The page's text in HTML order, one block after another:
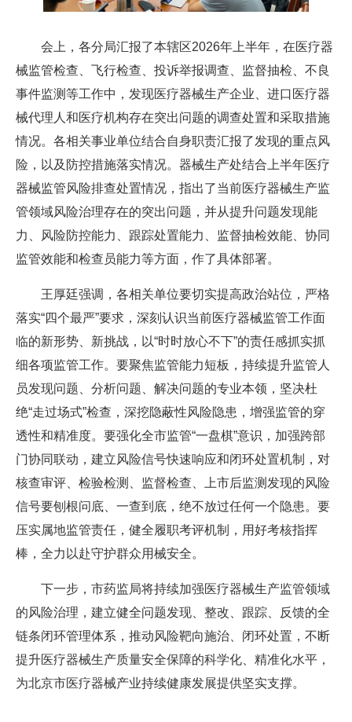
会上，各分局汇报了本辖区2026年上半年，在医疗器
械监管检查、飞行检查、投诉举报调查、监督抽检、不良
事件监测等工作中，发现医疗器械生产企业、进口医疗器
械代理人和医疗机构存在突出问题的调查处置和采取措施
情况。各相关事业单位结合自身职责汇报了发现的重点风
险，以及防控措施落实情况。器械生产处结合上半年医疗
器械监管风险排查处置情况，指出了当前医疗器械生产监
管领域风险治理存在的突出问题，并从提升问题发现能
力、风险防控能力、跟踪处置能力、监督抽检效能、协同
监管效能和检查员能力等方面，作了具体部署。
王厚廷强调，各相关单位要切实提高政治站位，严格
落实“四个最严”要求，深刻认识当前医疗器械监管工作面
临的新形势、新挑战，以“时时放心不下”的责任感抓实抓
细各项监管工作。要聚焦监管能力短板，持续提升监管人
员发现问题、分析问题、解决问题的专业本领，坚决杜
绝“走过场式”检查，深挖隐蔽性风险隐患，增强监管的穿
透性和精准度。要强化全市监管“一盘棋”意识，加强跨部
门协同联动，建立风险信号快速响应和闭环处置机制，对
核查审评、检验检测、监督检查、上市后监测发现的风险
信号要刨根问底、一查到底，绝不放过任何一个隐患。要
压实属地监管责任，健全履职考评机制，用好考核指挥
棒，全力以赴守护群众用械安全。
下一步，市药监局将持续加强医疗器械生产监管领域
的风险治理，建立健全问题发现、整改、跟踪、反馈的全
链条闭环管理体系，推动风险靶向施治、闭环处置，不断
提升医疗器械生产质量安全保障的科学化、精准化水平，
为北京市医疗器械产业持续健康发展提供坚实支撑。